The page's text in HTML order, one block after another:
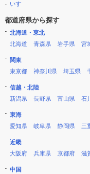
いすゞ
都道府県から探す
北海道・東北
北海道
青森県 岩手県 宮
関東
東京都
神奈川県 埼玉県
信越・北陸
新潟県
長野県 富山県 石
東海
愛知県
岐阜県 静岡県 三
近畿
大阪府
兵庫県 京都府 滋
中国